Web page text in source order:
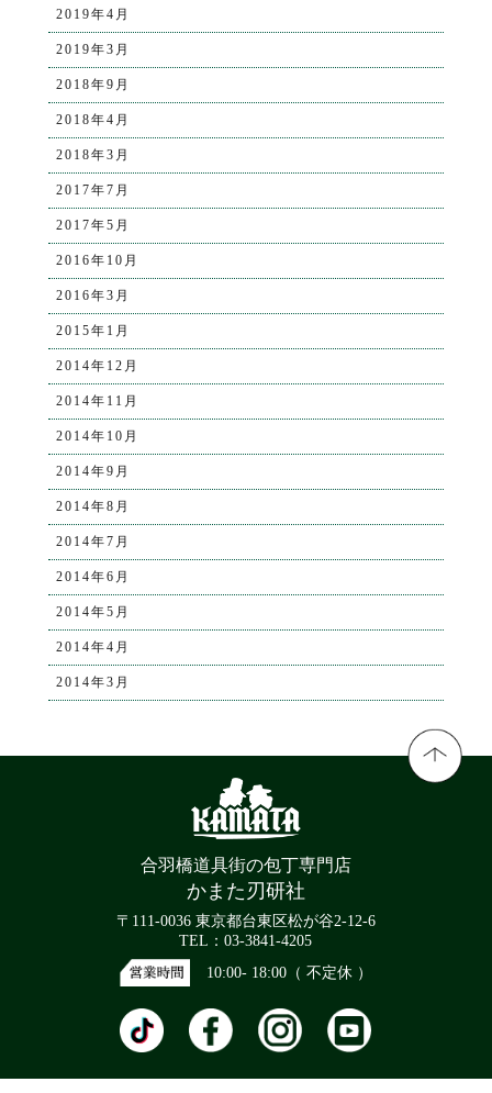
2019年4月
2019年3月
2018年9月
2018年4月
2018年3月
2017年7月
2017年5月
2016年10月
2016年3月
2015年1月
2014年12月
2014年11月
2014年10月
2014年9月
2014年8月
2014年7月
2014年6月
2014年5月
2014年4月
2014年3月
合羽橋道具街の包丁専門店
かまた刃研社
〒111-0036 東京都台東区松が谷2-12-6
TEL：03-3841-4205
10:00- 18:00（ 不定休 ）